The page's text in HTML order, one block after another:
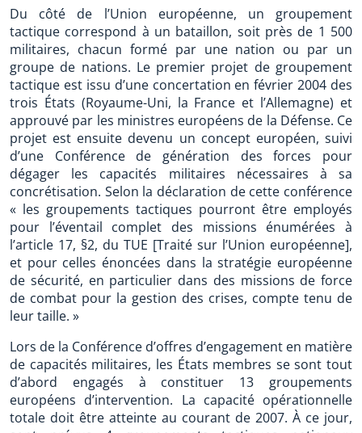
Du côté de l’Union européenne, un groupement
tactique correspond à un bataillon, soit près de 1 500
militaires, chacun formé par une nation ou par un
groupe de nations. Le premier projet de groupement
tactique est issu d’une concertation en février 2004 des
trois États (Royaume-Uni, la France et l’Allemagne) et
approuvé par les ministres européens de la Défense. Ce
projet est ensuite devenu un concept européen, suivi
d’une Conférence de génération des forces pour
dégager les capacités militaires nécessaires à sa
concrétisation. Selon la déclaration de cette conférence
« les groupements tactiques pourront être employés
pour l’éventail complet des missions énumérées à
l’article 17, §2, du TUE [Traité sur l’Union européenne],
et pour celles énoncées dans la stratégie européenne
de sécurité, en particulier dans des missions de force
de combat pour la gestion des crises, compte tenu de
leur taille. »
Lors de la Conférence d’offres d’engagement en matière
de capacités militaires, les États membres se sont tout
d’abord engagés à constituer 13 groupements
européens d’intervention. La capacité opérationnelle
totale doit être atteinte au courant de 2007. À ce jour,